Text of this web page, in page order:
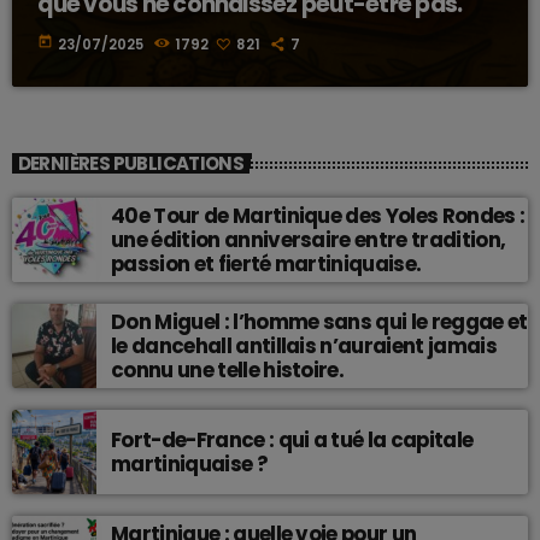
today 23/07/2025 1792 821 7
DERNIÈRES PUBLICATIONS
40e Tour de Martinique des Yoles Rondes :
une édition anniversaire entre tradition,
passion et fierté martiniquaise.
Don Miguel : l’homme sans qui le reggae et
le dancehall antillais n’auraient jamais
connu une telle histoire.
Fort-de-France : qui a tué la capitale
martiniquaise ?
Martinique : quelle voie pour un